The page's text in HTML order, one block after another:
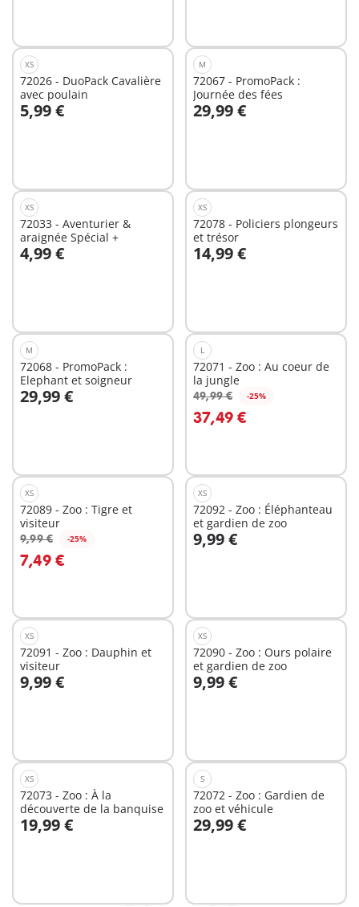
XS
72026 - DuoPack Cavalière
avec poulain
5,99 €
Au panier
M
72067 - PromoPack :
Journée des fées
29,99 €
Au panier
XS
72033 - Aventurier &
araignée Spécial +
4,99 €
Au panier
XS
72078 - Policiers plongeurs
et trésor
14,99 €
Au panier
M
72068 - PromoPack :
Elephant et soigneur
29,99 €
Au panier
L
72071 - Zoo : Au coeur de
la jungle
49,99 € -25%
37,49 €
Au panier
XS
72089 - Zoo : Tigre et
visiteur
9,99 € -25%
7,49 €
Au panier
XS
72092 - Zoo : Éléphanteau
et gardien de zoo
9,99 €
Au panier
XS
72091 - Zoo : Dauphin et
visiteur
9,99 €
Au panier
XS
72090 - Zoo : Ours polaire
et gardien de zoo
9,99 €
Au panier
XS
72073 - Zoo : À la
découverte de la banquise
19,99 €
Au panier
S
72072 - Zoo : Gardien de
zoo et véhicule
29,99 €
Au panier